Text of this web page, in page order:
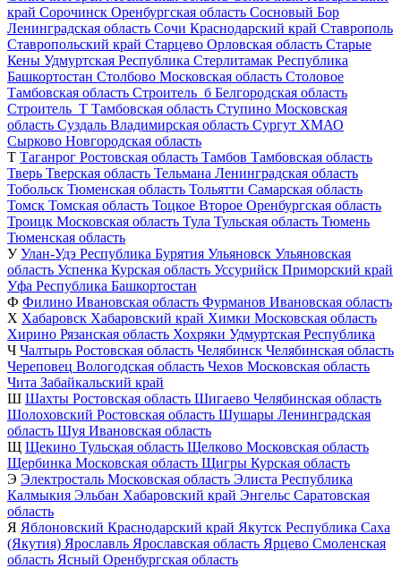
край Сорочинск Оренбургская область Сосновый Бор
Ленинградская область Сочи Краснодарский край Ставрополь
Ставропольский край Старцево Орловская область Старые
Кены Удмуртская Республика Стерлитамак Республика
Башкортостан Столбово Московская область Столовое
Тамбовская область Строитель_б Белгородская область
Строитель_Т Тамбовская область Ступино Московская
область Суздаль Владимирская область Сургут ХМАО
Сырково Новгородская область
Т Таганрог Ростовская область Тамбов Тамбовская область
Тверь Тверская область Тельмана Ленинградская область
Тобольск Тюменская область Тольятти Самарская область
Томск Томская область Тоцкое Второе Оренбургская область
Троицк Московская область Тула Тульская область Тюмень
Тюменская область
У Улан-Удэ Республика Бурятия Ульяновск Ульяновская
область Успенка Курская область Уссурийск Приморский край
Уфа Республика Башкортостан
Ф Филино Ивановская область Фурманов Ивановская область
Х Хабаровск Хабаровский край Химки Московская область
Хирино Рязанская область Хохряки Удмуртская Республика
Ч Чалтырь Ростовская область Челябинск Челябинская область
Череповец Вологодская область Чехов Московская область
Чита Забайкальский край
Ш Шахты Ростовская область Шигаево Челябинская область
Шолоховский Ростовская область Шушары Ленинградская
область Шуя Ивановская область
Щ Щекино Тульская область Щелково Московская область
Щербинка Московская область Щигры Курская область
Э Электросталь Московская область Элиста Республика
Калмыкия Эльбан Хабаровский край Энгельс Саратовская
область
Я Яблоновский Краснодарский край Якутск Республика Саха
(Якутия) Ярославль Ярославская область Ярцево Смоленская
область Ясный Оренбургская область